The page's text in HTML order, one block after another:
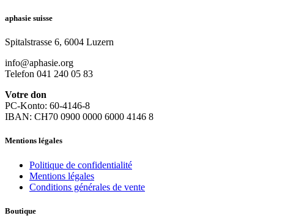
aphasie suisse
Spitalstrasse 6, 6004 Luzern
info@aphasie.org
Telefon 041 240 05 83
Votre don
PC-Konto: 60-4146-8
IBAN: CH70 0900 0000 6000 4146 8
Mentions légales
Politique de confidentialité
Mentions légales
Conditions générales de vente
Boutique